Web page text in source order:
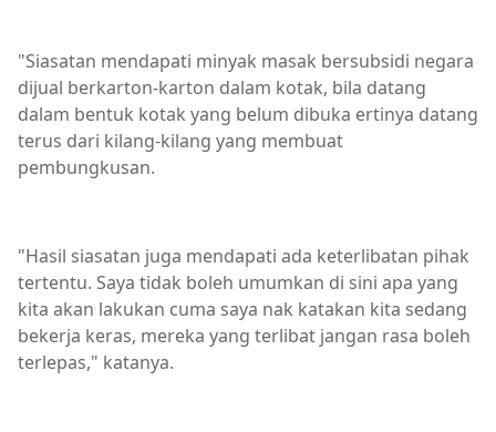
"Siasatan mendapati minyak masak bersubsidi negara
dijual berkarton-karton dalam kotak, bila datang
dalam bentuk kotak yang belum dibuka ertinya datang
terus dari kilang-kilang yang membuat
pembungkusan.
"Hasil siasatan juga mendapati ada keterlibatan pihak
tertentu. Saya tidak boleh umumkan di sini apa yang
kita akan lakukan cuma saya nak katakan kita sedang
bekerja keras, mereka yang terlibat jangan rasa boleh
terlepas," katanya.